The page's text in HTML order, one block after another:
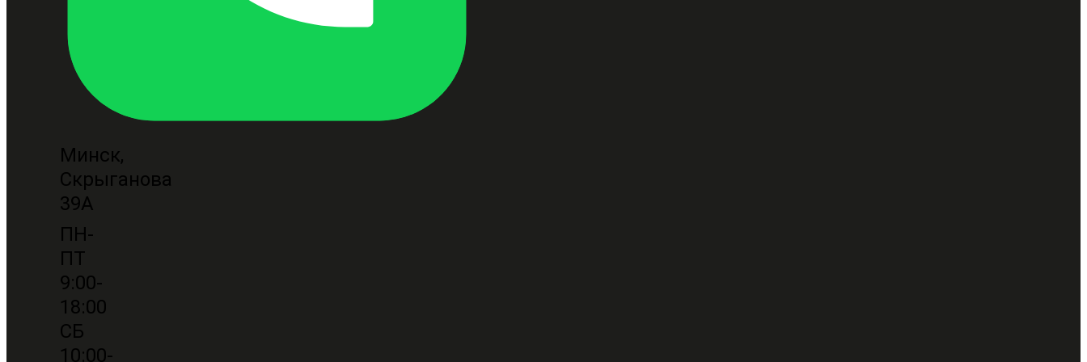
Минск,
Скрыганова
39А
ПН-
ПТ
9:00-
18:00
СБ
10:00-